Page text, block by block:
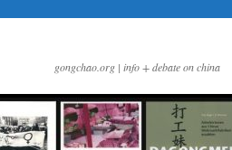
gongchao.org | info + debate on china